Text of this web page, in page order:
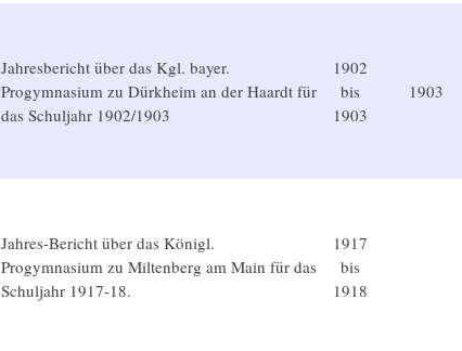
Jahresbericht über das Kgl. bayer.
Progymnasium zu Dürkheim an der Haardt für
das Schuljahr 1902/1903
1902
bis
1903
1903
Jahres-Bericht über das Königl.
Progymnasium zu Miltenberg am Main für das
Schuljahr 1917-18.
1917
bis
1918